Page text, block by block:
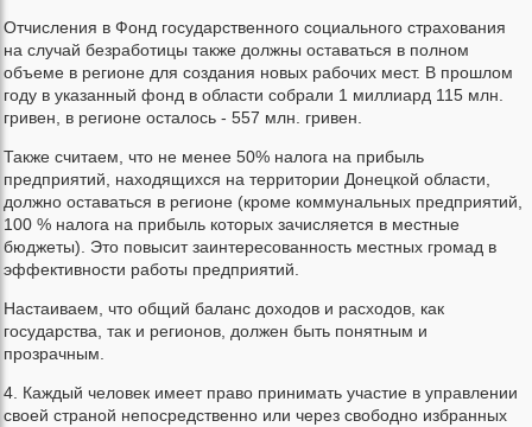
Отчисления в Фонд государственного социального страхования
на случай безработицы также должны оставаться в полном
объеме в регионе для создания новых рабочих мест. В прошлом
году в указанный фонд в области собрали 1 миллиард 115 млн.
гривен, в регионе осталось - 557 млн. гривен.
Также считаем, что не менее 50% налога на прибыль
предприятий, находящихся на территории Донецкой области,
должно оставаться в регионе (кроме коммунальных предприятий,
100 % налога на прибыль которых зачисляется в местные
бюджеты). Это повысит заинтересованность местных громад в
эффективности работы предприятий.
Настаиваем, что общий баланс доходов и расходов, как
государства, так и регионов, должен быть понятным и
прозрачным.
4. Каждый человек имеет право принимать участие в управлении
своей страной непосредственно или через свободно избранных